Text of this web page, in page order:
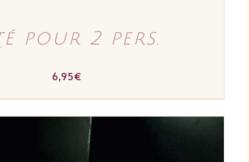
pour 2 pers.
6,95€